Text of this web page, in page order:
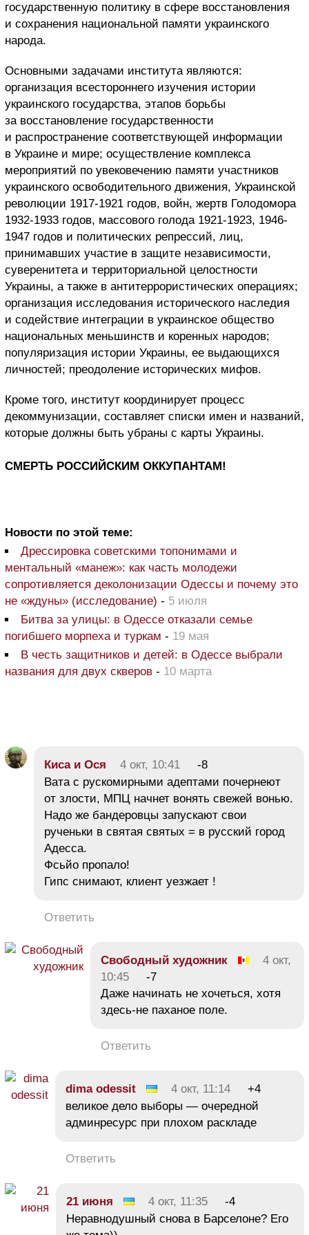
государственную политику в сфере восстановления
и сохранения национальной памяти украинского
народа.
Основными задачами института являются:
организация всестороннего изучения истории
украинского государства, этапов борьбы
за восстановление государственности
и распространение соответствующей информации
в Украине и мире; осуществление комплекса
мероприятий по увековечению памяти участников
украинского освободительного движения, Украинской
революции 1917-1921 годов, войн, жертв Голодомора
1932-1933 годов, массового голода 1921-1923, 1946-
1947 годов и политических репрессий, лиц,
принимавших участие в защите независимости,
суверенитета и территориальной целостности
Украины, а также в антитеррористических операциях;
организация исследования исторического наследия
и содействие интеграции в украинское общество
национальных меньшинств и коренных народов;
популяризация истории Украины, ее выдающихся
личностей; преодоление исторических мифов.
Кроме того, институт координирует процесс
декоммунизации, составляет списки имен и названий,
которые должны быть убраны с карты Украины.
СМЕРТЬ РОССИЙСКИМ ОККУПАНТАМ!
Новости по этой теме:
Дрессировка советскими топонимами и
ментальный «манеж»: как часть молодежи
сопротивляется деколонизации Одессы и почему это
не «ждуны» (исследование) - 5 июля
Битва за улицы: в Одессе отказали семье
погибшего морпеха и туркам - 19 мая
В честь защитников и детей: в Одессе выбрали
названия для двух скверов - 10 марта
Киса и Ося 4 окт, 10:41
-8
Вата с рускомирными адептами почернеют
от злости, МПЦ начнет вонять свежей вонью.
Надо же бандеровцы запускают свои
рученьки в святая святых = в русский город
Адесса.
Фсьйо пропало!
Гипс снимают, клиент уезжает !
Ответить
Свободный художник
4 окт,
10:45
-7
Даже начинать не хочеться, хотя
здесь-не паханое поле.
Ответить
dima odessit 4 окт, 11:14
+4
великое дело выборы — очередной
админресурс при плохом раскладе
Ответить
21 июня 4 окт, 11:35
-4
Неравнодушный снова в Барселоне? Его